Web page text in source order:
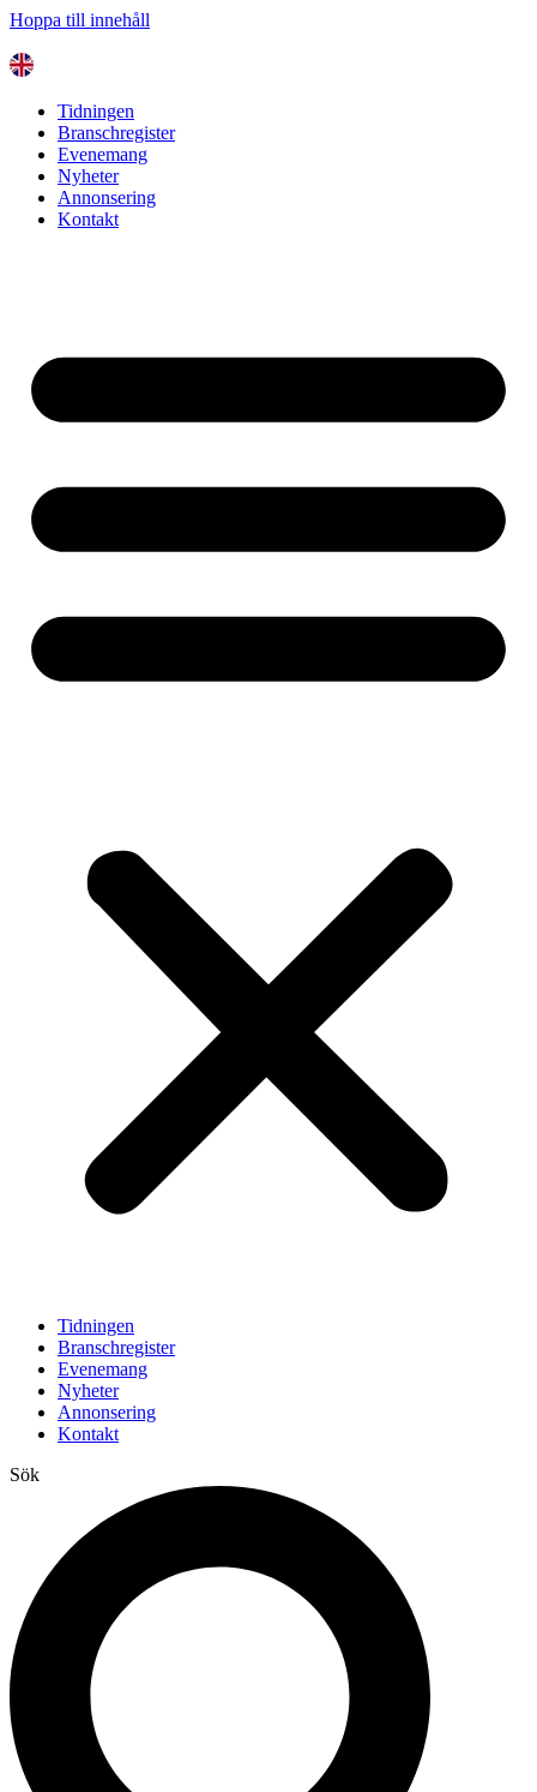
Hoppa till innehåll
Tidningen
Branschregister
Evenemang
Nyheter
Annonsering
Kontakt
Tidningen
Branschregister
Evenemang
Nyheter
Annonsering
Kontakt
Sök